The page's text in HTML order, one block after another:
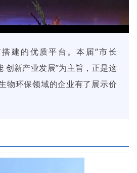
建的优质平台。本届“市长
创新产业发展”为主旨，正是这
物环保领域的企业有了展示价